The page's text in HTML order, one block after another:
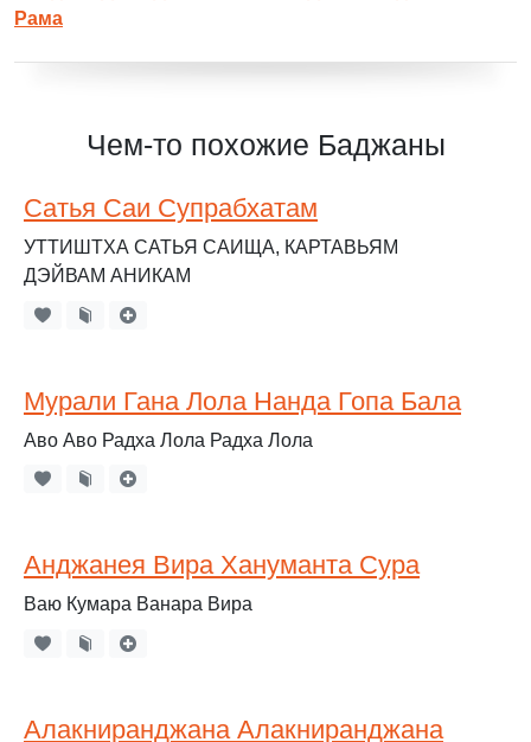
Рама
Чем-то похожие Баджаны
Сатья Саи Супрабхатам
УТТИШТХА САТЬЯ САИЩА, КАРТАВЬЯМ
ДЭЙВАМ АНИКАМ
Мурали Гана Лола Нанда Гопа Бала
Аво Аво Радха Лола Радха Лола
Анджанея Вира Хануманта Сура
Ваю Кумара Ванара Вира
Алакниранджана Алакниранджана